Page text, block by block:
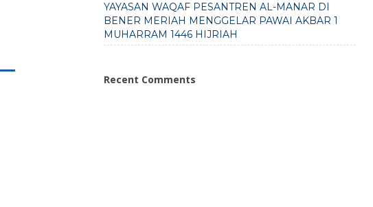
YAYASAN WAQAF PESANTREN AL-MANAR DI
BENER MERIAH MENGGELAR PAWAI AKBAR 1
MUHARRAM 1446 HIJRIAH
Recent Comments